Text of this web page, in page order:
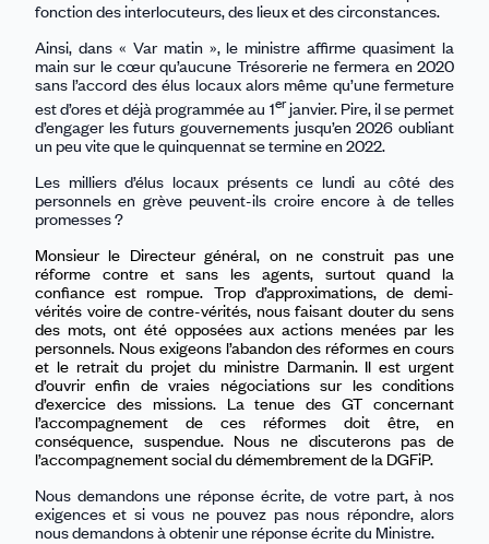
fonction des interlocuteurs, des lieux et des circonstances.
Ainsi, dans « Var matin », le ministre affirme quasiment la
main sur le cœur qu’aucune Trésorerie ne fermera en 2020
sans l’accord des élus locaux alors même qu’une fermeture
est d’ores et déjà programmée au 1erjanvier. Pire, il se permet
d’engager les futurs gouvernements jusqu’en 2026 oubliant
un peu vite que le quinquennat se termine en 2022.
Les milliers d’élus locaux présents ce lundi au côté des
personnels en grève peuvent-ils croire encore à de telles
promesses ?
Monsieur le Directeur général, on ne construit pas une
réforme contre et sans les agents, surtout quand la
confiance est rompue. Trop d’approximations, de demi-
vérités voire de contre-vérités, nous faisant douter du sens
des mots, ont été opposées aux actions menées par les
personnels. Nous exigeons l’abandon des réformes en cours
et le retrait du projet du ministre Darmanin. Il est urgent
d’ouvrir enfin de vraies négociations sur les conditions
d’exercice des missions. La tenue des GT concernant
l’accompagnement de ces réformes doit être, en
conséquence, suspendue.Nous ne discuterons pas de
l’accompagnement social du démembrement de la DGFiP.
Nous demandons une réponse écrite, de votre part, à nos
exigences et si vous ne pouvez pas nous répondre, alors
nous demandons à obtenir une réponse écrite du Ministre.